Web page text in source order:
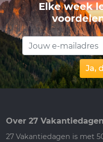
Elke week
Ja,
Over 27
27 Vakantiedagen is met